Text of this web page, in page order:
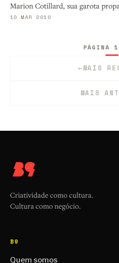
Marion Cotillard, sua garota
10 MAR 2010
←MAIS
PÁGINA
MAIS
Criatividade como cultura.
Cultura como negócio.
B9
Quem somos